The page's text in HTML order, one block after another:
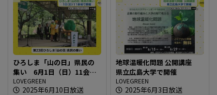
ひろしま「山の日」県民の
集い 6月1日（日）11会場
で開催
LOVEGREEN
2025年6月10日放送
地球温暖化問題 公開講座
県立広島大学で開催
LOVEGREEN
2025年6月3日放送